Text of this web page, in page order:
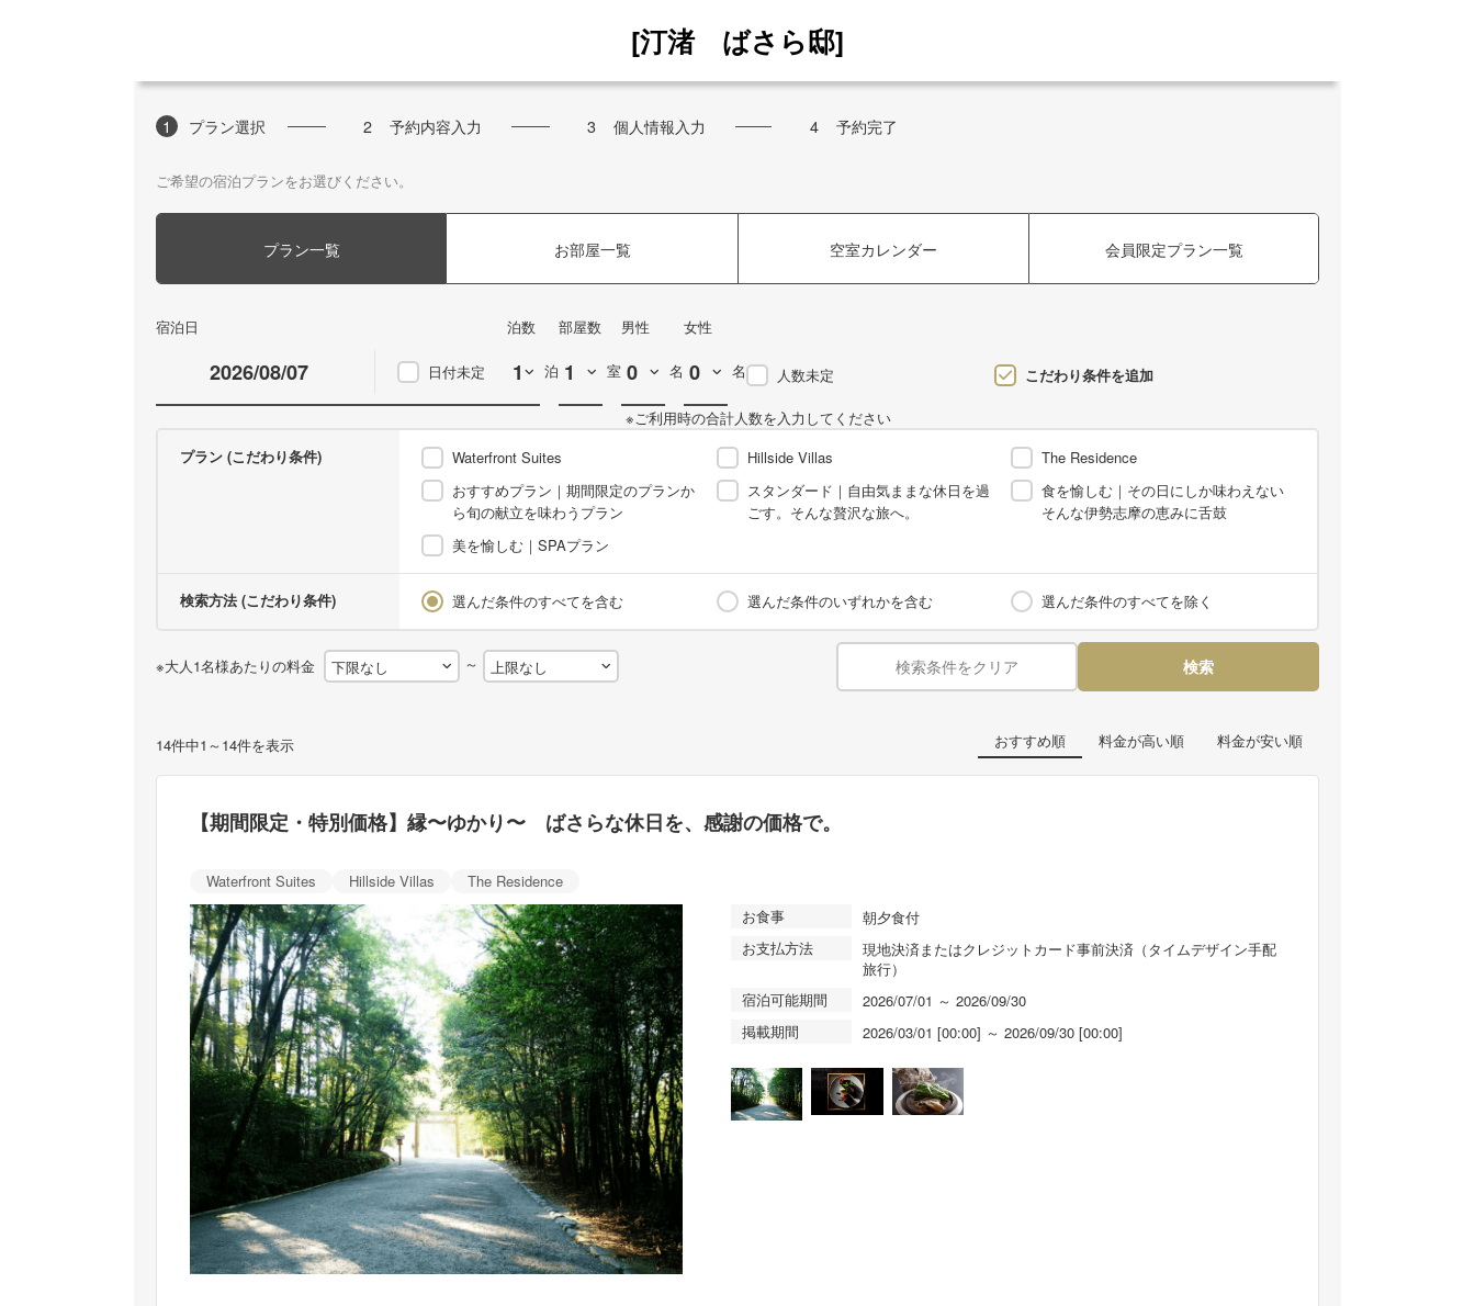
[汀渚 ばさら邸]
1 プラン選択 2 予約内容入力 3 個人情報入力 4 予約完了
ご希望の宿泊プランをお選びください。
プラン一覧 お部屋一覧 空室カレンダー 会員限定プラン一覧
宿泊日
日付未定
泊数
泊
部屋数
室
男性
名
女性
名 人数未定
※ご利用時の合計人数を入力してください
こだわり条件を追加
プラン (こだわり条件) Waterfront Suites Hillside Villas
The Residence
おすすめプラン｜期間限定のプランか
ら旬の献立を味わうプラン
スタンダード｜自由気ままな休日を過
ごす。そんな贅沢な旅へ。
食を愉しむ｜その日にしか味わえない
そんな伊勢志摩の恵みに舌鼓
美を愉しむ｜SPAプラン
検索方法 (こだわり条件) 選んだ条件のすべてを含む 選んだ条件のいずれかを含む 選んだ条件のすべてを除く
※大人1名様あたりの料金 ～ 検索条件をクリア 検索
おすすめ順 料金が高い順 料金が安い順
14件中1～14件を表示
【期間限定・特別価格】縁〜ゆかり〜 ばさらな休日を、感謝の価格で。
Waterfront Suites Hillside Villas
The Residence
お食事
朝夕食付
お支払方法
現地決済またはクレジットカード事前決済（タイムデザイン手配
旅行）
宿泊可能期間
2026/07/01 ～ 2026/09/30
掲載期間
2026/03/01 [00:00] ～ 2026/09/30 [00:00]